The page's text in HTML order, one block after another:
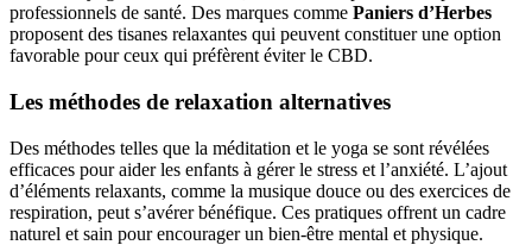
professionnels de santé. Des marques comme Paniers d’Herbes
proposent des tisanes relaxantes qui peuvent constituer une option
favorable pour ceux qui préfèrent éviter le CBD.
Les méthodes de relaxation alternatives
Des méthodes telles que la méditation et le yoga se sont révélées
efficaces pour aider les enfants à gérer le stress et l’anxiété. L’ajout
d’éléments relaxants, comme la musique douce ou des exercices de
respiration, peut s’avérer bénéfique. Ces pratiques offrent un cadre
naturel et sain pour encourager un bien-être mental et physique.